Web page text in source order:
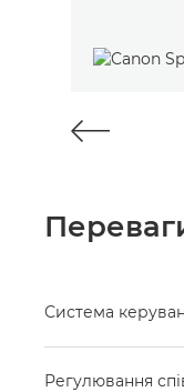
Система
Регулювання